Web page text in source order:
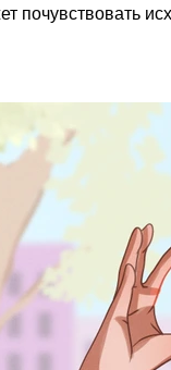
почувствовать